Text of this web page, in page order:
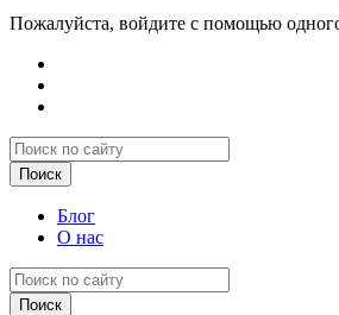
Пожалуйста, войдите с помощью
Блог
О нас